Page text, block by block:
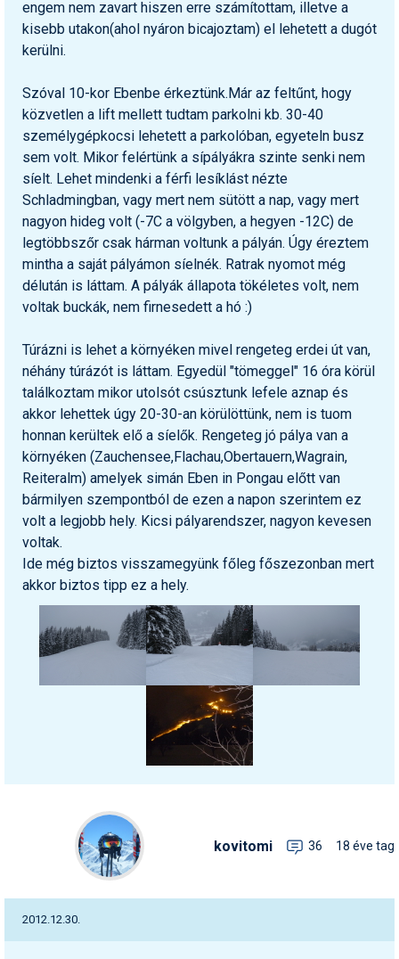
engem nem zavart hiszen erre számítottam, illetve a
kisebb utakon(ahol nyáron bicajoztam) el lehetett a dugót
kerülni.
Szóval 10-kor Ebenbe érkeztünk.Már az feltűnt, hogy
közvetlen a lift mellett tudtam parkolni kb. 30-40
személygépkocsi lehetett a parkolóban, egyeteln busz
sem volt. Mikor felértünk a sípályákra szinte senki nem
síelt. Lehet mindenki a férfi lesíklást nézte
Schladmingban, vagy mert nem sütött a nap, vagy mert
nagyon hideg volt (-7C a völgyben, a hegyen -12C) de
legtöbbszőr csak hárman voltunk a pályán. Úgy éreztem
mintha a saját pályámon síelnék. Ratrak nyomot még
délután is láttam. A pályák állapota tökéletes volt, nem
voltak buckák, nem firnesedett a hó :)
Túrázni is lehet a környéken mivel rengeteg erdei út van,
néhány túrázót is láttam. Egyedül "tömeggel" 16 óra körül
találkoztam mikor utolsót csúsztunk lefele aznap és
akkor lehettek úgy 20-30-an körülöttünk, nem is tuom
honnan kerültek elő a síelők. Rengeteg jó pálya van a
környéken (Zauchensee,Flachau,Obertauern,Wagrain,
Reiteralm) amelyek simán Eben in Pongau előtt van
bármilyen szempontból de ezen a napon szerintem ez
volt a legjobb hely. Kicsi pályarendszer, nagyon kevesen
voltak.
Ide még biztos visszamegyünk főleg főszezonban mert
akkor biztos tipp ez a hely.
kovitomi 36 18 éve tag
2012.12.30.